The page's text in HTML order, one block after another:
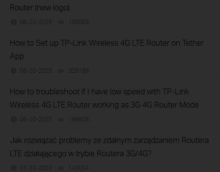
Router (new logo)
06-24-2025 109063
How to Set up TP-Link Wireless 4G LTE Router on Tether
App
06-20-2025 328189
How to troubleshoot if I have low speed with TP-Link
Wireless 4G LTE Router working as 3G 4G Router Mode
06-20-2025 196808
Jak rozwiązać problemy ze zdalnym zarządzaniem Routera
LTE działającego w trybie Routera 3G/4G?
05-20-2022 143004